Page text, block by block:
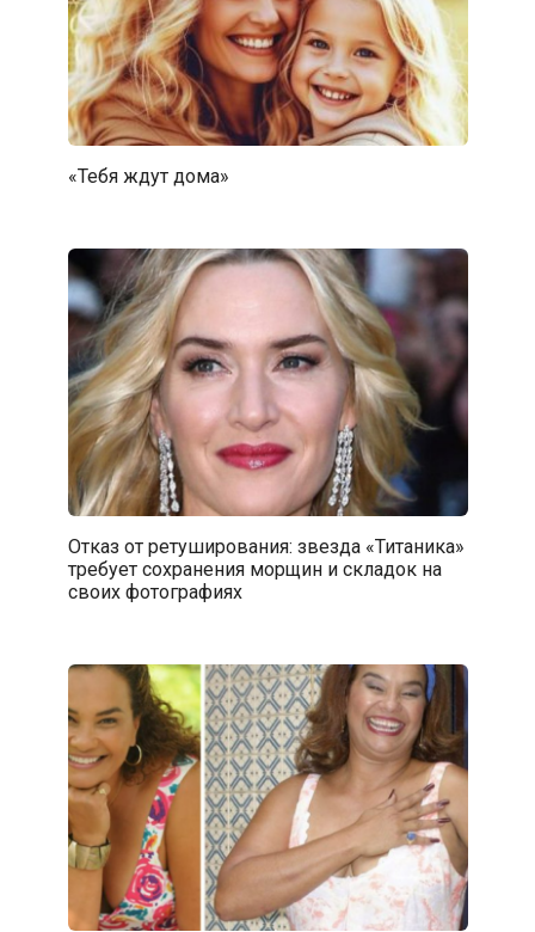
«Тебя ждут дома»
Отказ от ретуширования: звезда «Титаника»
требует сохранения морщин и складок на
своих фотографиях